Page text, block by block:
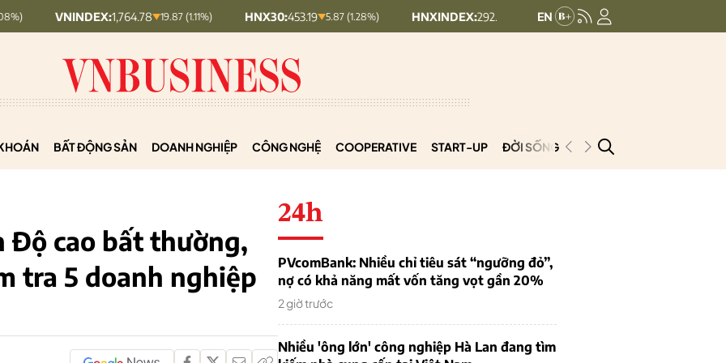
1,764.78 19.87 (1.11%) HNX30: 453.19 5.87 (1.28%) HNXINDEX: 292.64 8.56 (2.84%) UPCOMINDEX:
BẤT ĐỘNG SẢN DOANH NGHIỆP CÔNG NGHỆ COOPERATIVE START-UP ĐỜI SỐNG PODCAST
Độ cao bất thường,
tra 5 doanh nghiệp
24h
PVcomBank: Nhiều chỉ tiêu sát “ngưỡng đỏ”,
nợ có khả năng mất vốn tăng vọt gần 20%
2 giờ trước
Nhiều 'ông lớn' công nghiệp Hà Lan đang tìm